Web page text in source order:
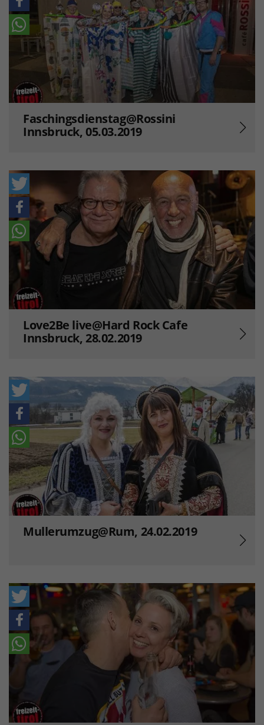
Faschingsdienstag@Rossini
Innsbruck, 05.03.2019
Love2Be live@Hard Rock Cafe
Innsbruck, 28.02.2019
Mullerumzug@Rum, 24.02.2019